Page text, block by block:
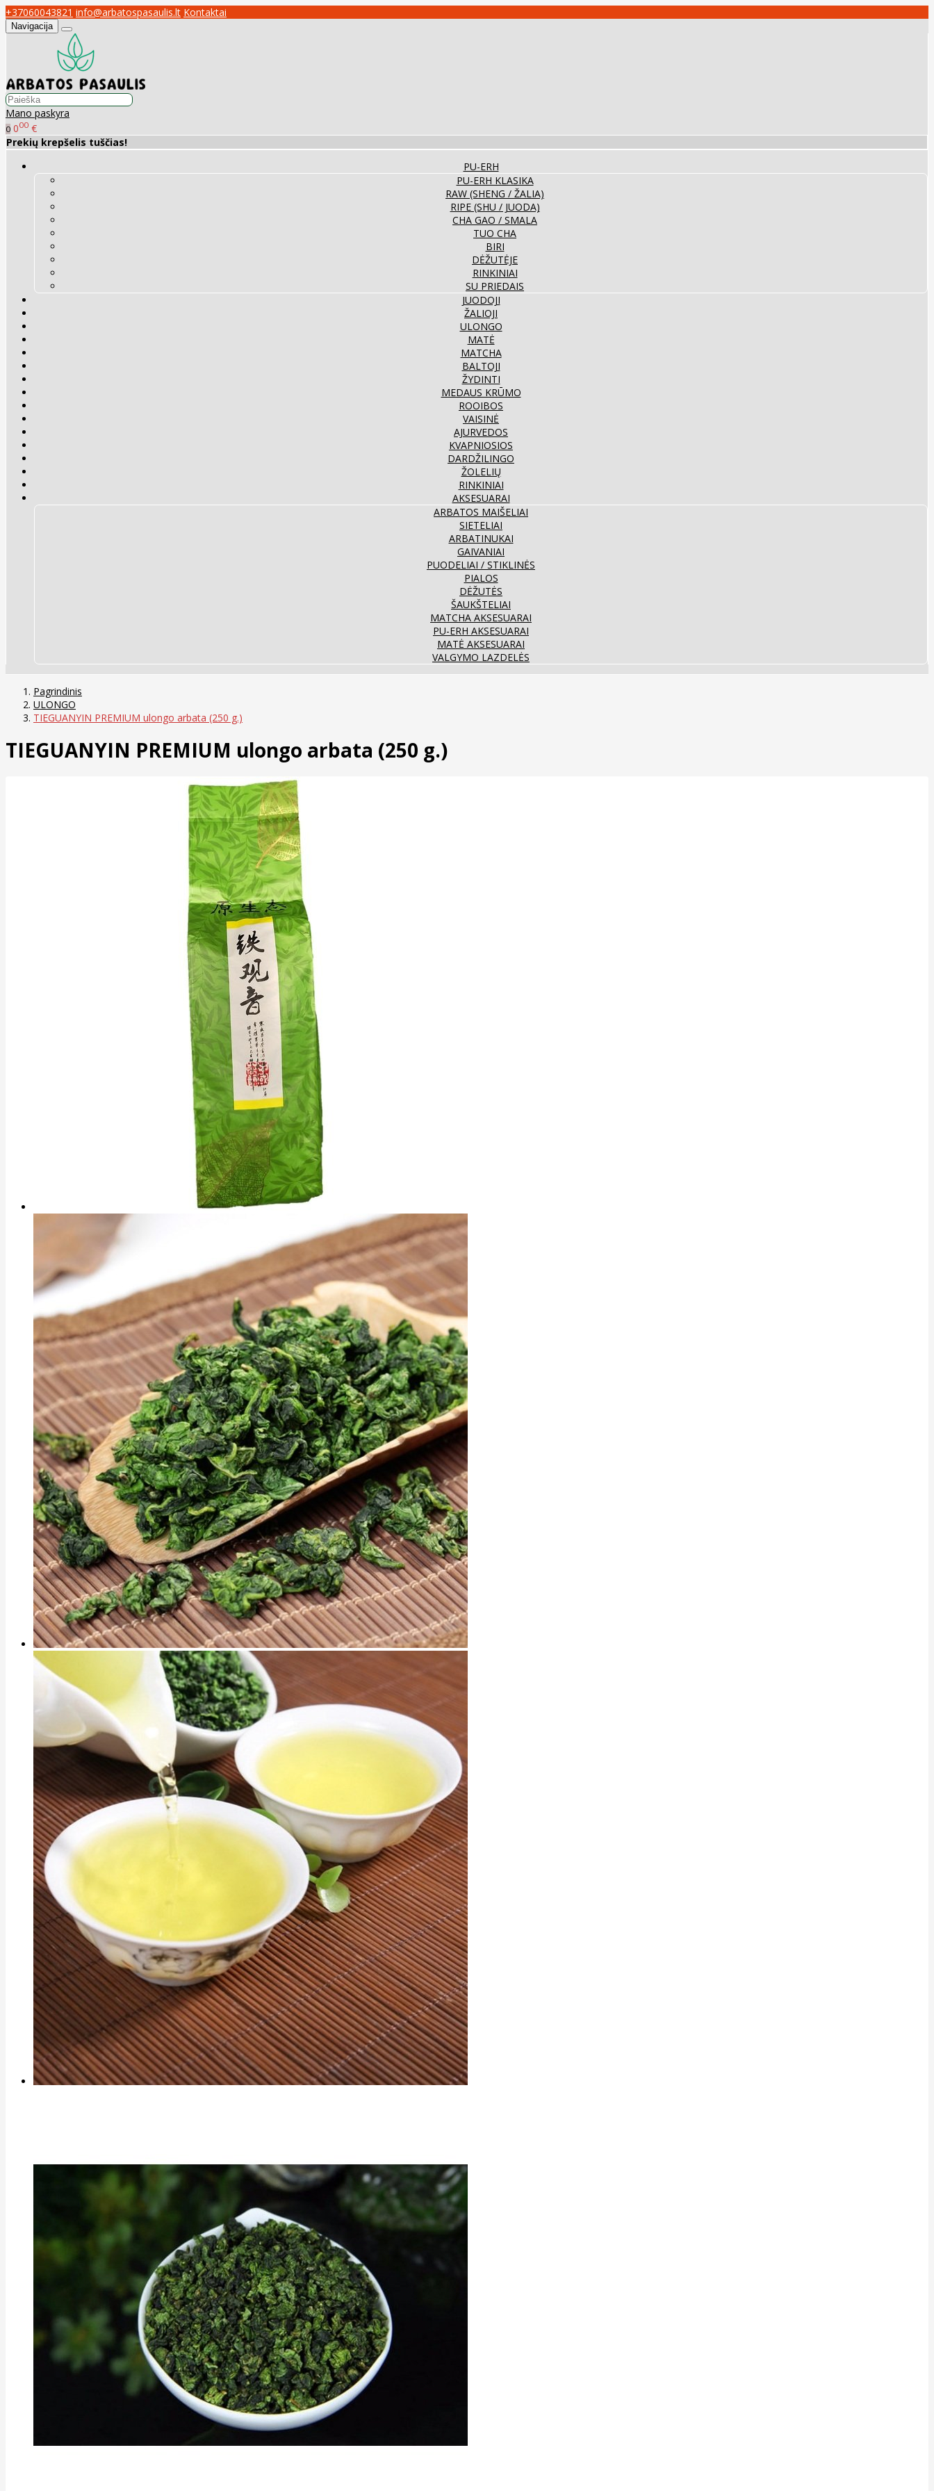
+37060043821 info@arbatospasaulis.lt Kontaktai
Navigacija
Mano paskyra
0 000 €
Prekių krepšelis tuščias!
PU-ERH
PU-ERH KLASIKA
RAW (SHENG / ŽALIA)
RIPE (SHU / JUODA)
CHA GAO / SMALA
TUO CHA
BIRI
DĖŽUTĖJE
RINKINIAI
SU PRIEDAIS
JUODOJI
ŽALIOJI
ULONGO
MATĖ
MATCHA
BALTOJI
ŽYDINTI
MEDAUS KRŪMO
ROOIBOS
VAISINĖ
AJURVEDOS
KVAPNIOSIOS
DARDŽILINGO
ŽOLELIŲ
RINKINIAI
AKSESUARAI
ARBATOS MAIŠELIAI
SIETELIAI
ARBATINUKAI
GAIVANIAI
PUODELIAI / STIKLINĖS
PIALOS
DĖŽUTĖS
ŠAUKŠTELIAI
MATCHA AKSESUARAI
PU-ERH AKSESUARAI
MATĖ AKSESUARAI
VALGYMO LAZDELĖS
Pagrindinis
ULONGO
TIEGUANYIN PREMIUM ulongo arbata (250 g.)
TIEGUANYIN PREMIUM ulongo arbata (250 g.)